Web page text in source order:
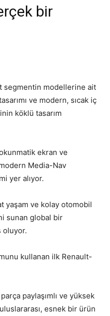
bir
segmentin modellerine ait
ve modern, sıcak iç
köklü tasarım
ekran ve
Media-Nav
yer alıyor.
yaşam ve kolay otomobil
sunan global bir
oluyor.
kullanan ilk Renault-
paylaşımlı ve yüksek
esnek bir ürün